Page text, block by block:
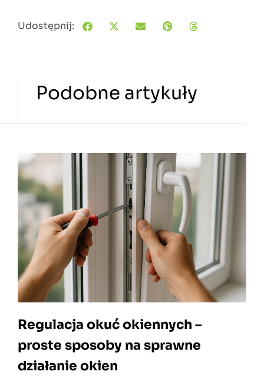
Udostępnij:
Podobne artykuły
Regulacja okuć okiennych –
proste sposoby na sprawne
działanie okien